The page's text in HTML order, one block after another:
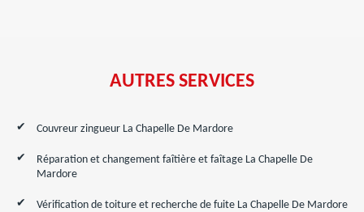
AUTRES SERVICES
Couvreur zingueur La Chapelle De Mardore
Réparation et changement faîtière et faîtage La Chapelle De
Mardore
Vérification de toiture et recherche de fuite La Chapelle De Mardore